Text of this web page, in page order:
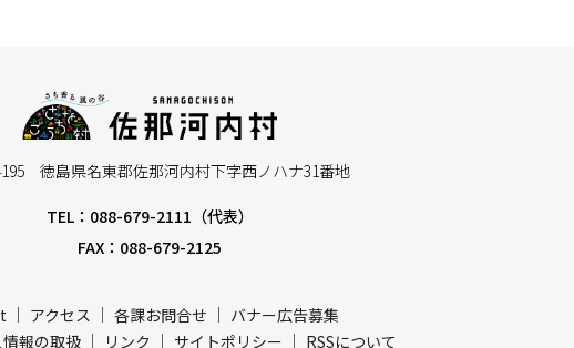
徳島県名東郡佐那河内村下字西ノハナ31番地
TEL：088-679-2111（代表）
FAX：088-679-2125
アクセス 各課お問合せ
バナー広告募集
報の取扱 リンク サイトポリシー RSSについて